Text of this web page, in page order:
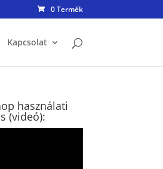
0 Termék
Kapcsolat
használati
(videó):